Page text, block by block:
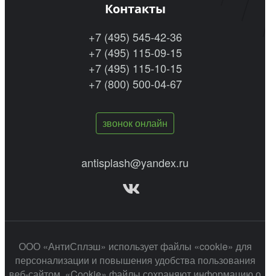
Контакты
+7 (495) 545-42-36
+7 (495) 115-09-15
+7 (495) 115-10-15
+7 (800) 500-04-67
звонок онлайн
antisplash@yandex.ru
ООО «АнтиСплэш» использует файлы «cookie» для
персонализации и повышения удобства пользования